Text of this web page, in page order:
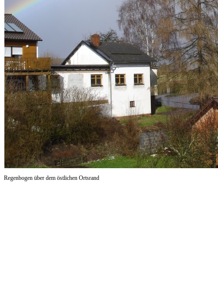
Regenbogen über dem östlichen Ortsrand